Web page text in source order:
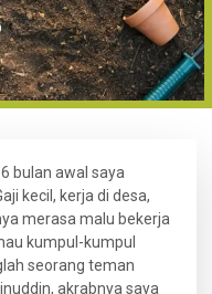
bulan awal saya
kecil, kerja di desa,
merasa malu bekerja
kumpul-kumpul
seorang teman
akrabnya saya